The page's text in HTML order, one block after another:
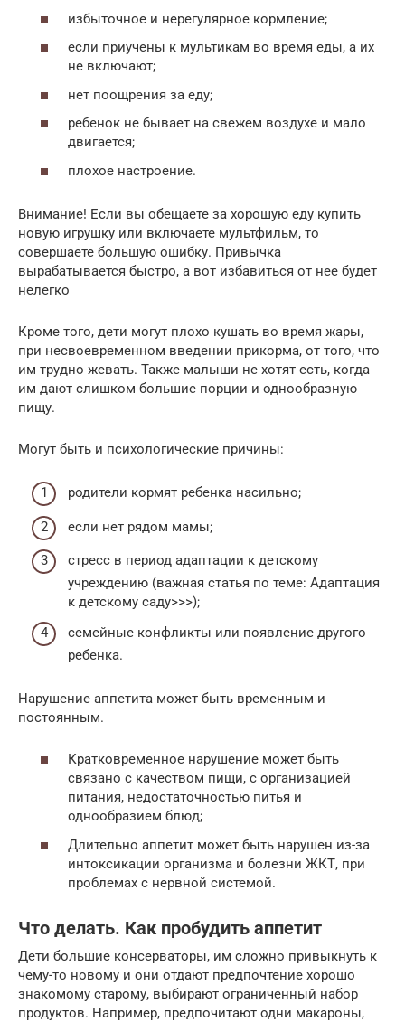
избыточное и нерегулярное кормление;
если приучены к мультикам во время еды, а их
не включают;
нет поощрения за еду;
ребенок не бывает на свежем воздухе и мало
двигается;
плохое настроение.
Внимание! Если вы обещаете за хорошую еду купить
новую игрушку или включаете мультфильм, то
совершаете большую ошибку. Привычка
вырабатывается быстро, а вот избавиться от нее будет
нелегко
Кроме того, дети могут плохо кушать во время жары,
при несвоевременном введении прикорма, от того, что
им трудно жевать. Также малыши не хотят есть, когда
им дают слишком большие порции и однообразную
пищу.
Могут быть и психологические причины:
родители кормят ребенка насильно;
если нет рядом мамы;
стресс в период адаптации к детскому
учреждению (важная статья по теме: Адаптация
к детскому саду>>>);
семейные конфликты или появление другого
ребенка.
Нарушение аппетита может быть временным и
постоянным.
Кратковременное нарушение может быть
связано с качеством пищи, с организацией
питания, недостаточностью питья и
однообразием блюд;
Длительно аппетит может быть нарушен из-за
интоксикации организма и болезни ЖКТ, при
проблемах с нервной системой.
Что делать. Как пробудить аппетит
Дети большие консерваторы, им сложно привыкнуть к
чему-то новому и они отдают предпочтение хорошо
знакомому старому, выбирают ограниченный набор
продуктов. Например, предпочитают одни макароны,